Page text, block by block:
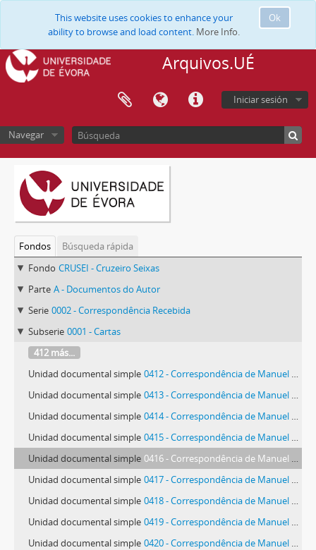
Ok
This website uses cookies to enhance your
ability to browse and load content. More Info.
Arquivos.UÉ
Iniciar sesión
Navegar
Fondos
Búsqueda rápida
Fondo CRUSEI - Cruzeiro Seixas
Parte A - Documentos do Autor
Serie 0002 - Correspondência Recebida
Subserie 0001 - Cartas
412 más...
Unidad documental simple 0412 - Correspondência de Manuel Patinha
Unidad documental simple 0413 - Correspondência de Manuel Patinha
Unidad documental simple 0414 - Correspondência de Manuel Patinha
Unidad documental simple 0415 - Correspondência de Manuel Patinha
Unidad documental simple 0416 - Correspondência de Manuel Patinha
Unidad documental simple 0417 - Correspondência de Manuel Patinha
Unidad documental simple 0418 - Correspondência de Manuel Patinha
Unidad documental simple 0419 - Correspondência de Manuel Patinha
Unidad documental simple 0420 - Correspondência de Manuel Patinha